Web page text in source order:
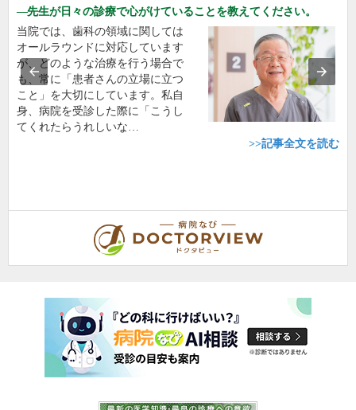
先生が日々の診療で心がけていることを教えてください。
当院では、歯科の領域に関しては
オールラウンドに対応しています
が、どのような治療を行う場合で
も、常に「患者さんの立場に立つ
こと」を大切にしています。私自
身、病院を受診した際に「こうし
てくれたらうれしいな…
>>記事全文を読む